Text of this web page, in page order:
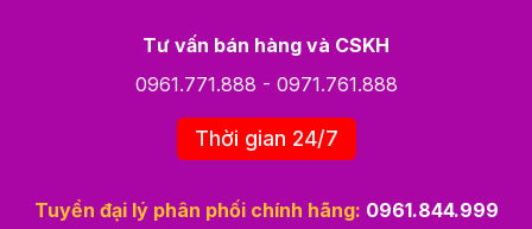
Tư vấn bán hàng và CSKH
0961.771.888 - 0971.761.888
Thời gian 24/7
Tuyển đại lý phân phối chính hãng: 0961.844.999